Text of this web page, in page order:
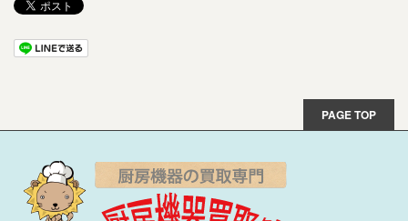
PAGE TOP